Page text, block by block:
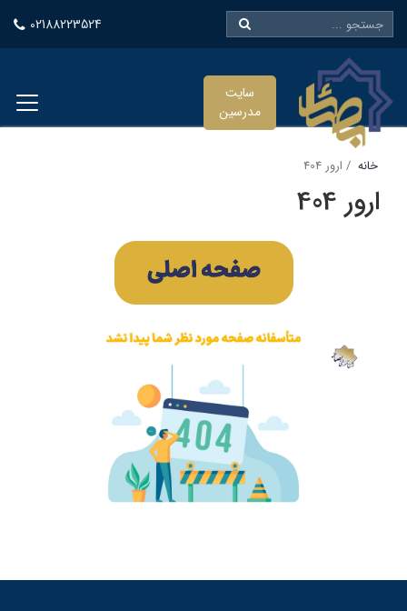
02188223524
سایت
مدرسین
خانه ارور 404
ارور 404